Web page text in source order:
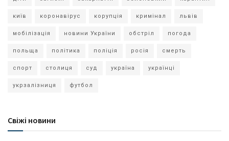
київ коронавірус корупція кримінал львів
мобілізація новини України обстріл погода
польща політика поліція росія смерть
спорт столиця суд україна українці
укрзалізниця футбол
Свіжі новини